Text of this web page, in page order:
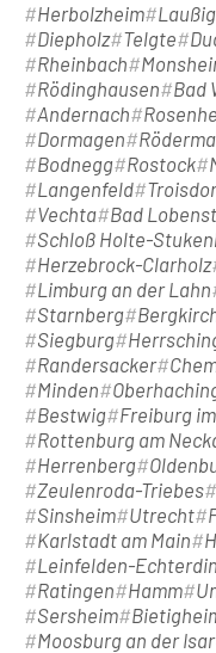
Herbolzheim Laußig
Diepholz Telgte
Rheinbach
Rödinghausen
Bad
Andernach
Dormagen
Bodnegg Rostock
Langenfeld
Vechta Bad
Schloß Holte-
Herzebrock-Clarholz
Limburg an der Lahn
Starnberg
Siegburg
Randersacker
Minden
Bestwig Freiburg
Rottenburg am
Herrenberg
Zeulenroda-Triebes
Sinsheim Utrecht
Karlstadt am Main
Leinfelden-
Ratingen
Hamm
Sersheim
Moosburg an der Isar